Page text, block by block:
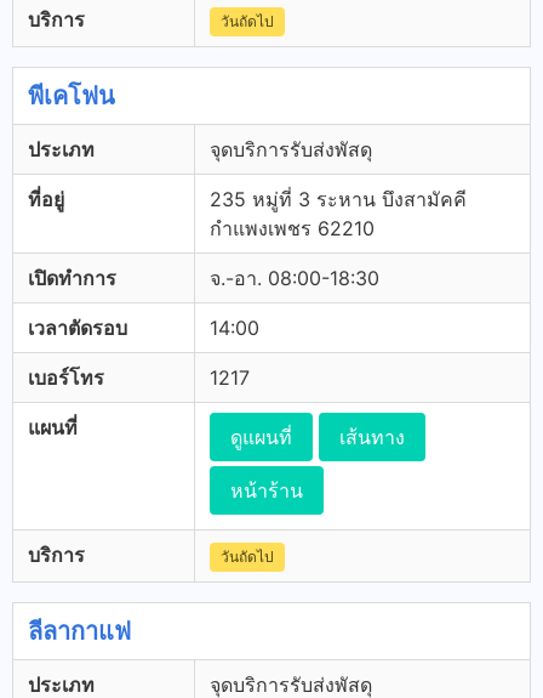
บริการ วันถัดไป
พีเคโฟน
ประเภท จุดบริการรับส่งพัสดุ
ที่อยู่
235 หมู่ที่ 3 ระหาน บึงสามัคคี
กำแพงเพชร 62210
เปิดทำการ จ.-อา. 08:00-18:30
เวลาตัดรอบ 14:00
เบอร์โทร 1217
แผนที่ ดูแผนที่ เส้นทาง
หน้าร้าน
บริการ วันถัดไป
ลีลากาแฟ
ประเภท จุดบริการรับส่งพัสดุ